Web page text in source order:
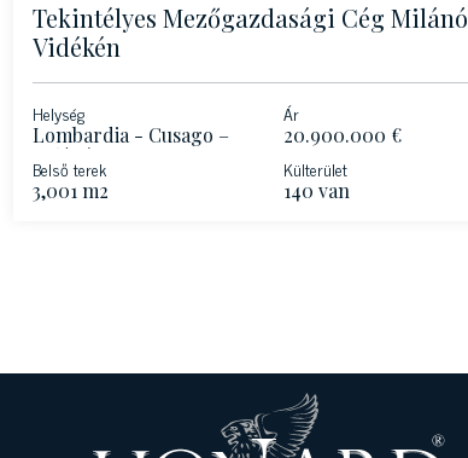
Tekintélyes Mezőgazdasági Cég Milánó
Vidékén
Helység
Lombardia - Cusago –
Milánó
Ár
20.900.000 €
Belső terek
3,001 m2
Külterület
140 van